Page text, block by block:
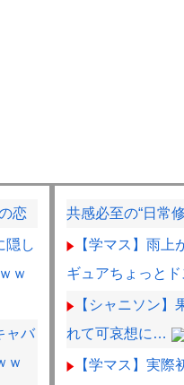
恋
隠し
ｗ
ャバ
ｗ
共感必至の“日常
【学マス】雨上
ギュアちょっと
【シャニソン】
れて可哀想に…
【学マス】実際